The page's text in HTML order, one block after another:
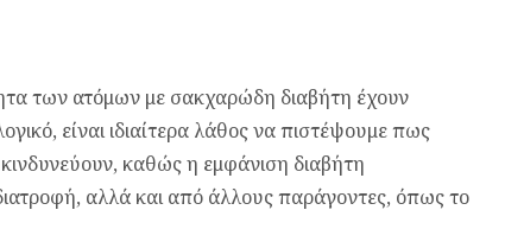
των ατόμων με σακχαρώδη διαβήτη έχουν
είναι ιδιαίτερα λάθος να πιστέψουμε πως
καθώς η εμφάνιση διαβήτη
αλλά και από άλλους παράγοντες, όπως το